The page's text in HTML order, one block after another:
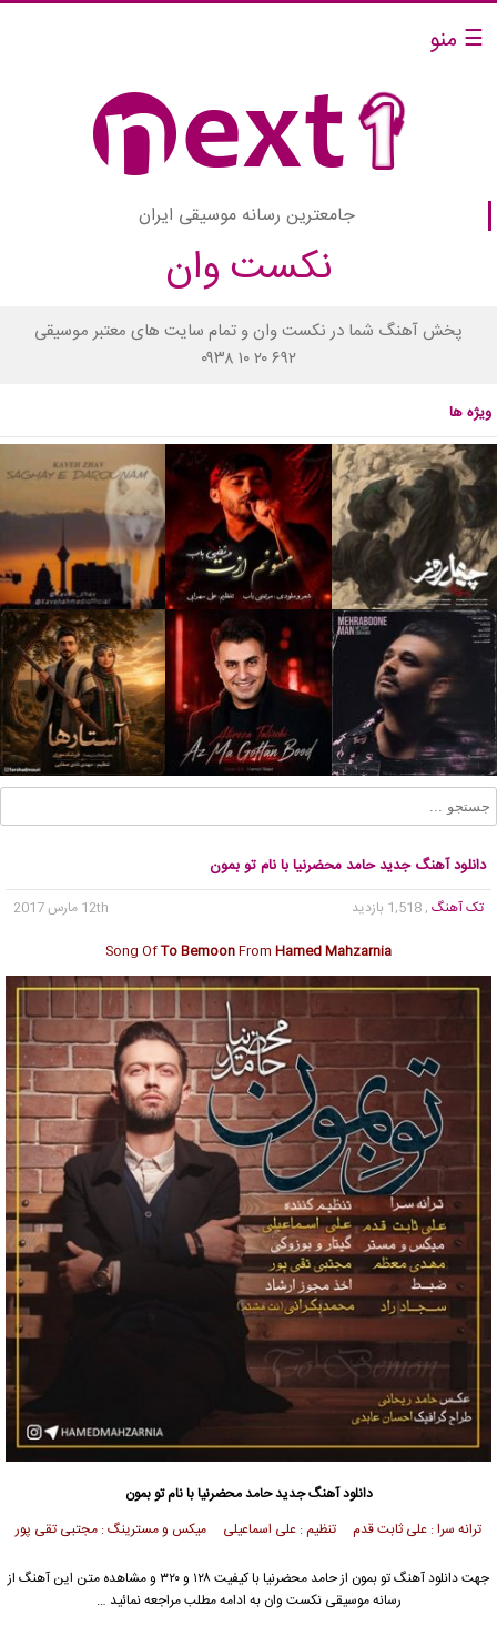
☰ منو
جامعترین رسانه موسیقی ایران
نکست وان
پخش آهنگ شما در نکست وان و تمام سایت های معتبر موسیقی
۰۹۳۸ ۱۰ ۲۰ ۶۹۲
ویژه ها
دانلود آهنگ جدید حامد محضرنیا با نام تو بمون
تک آهنگ , 1,518 بازدید
12th مارس 2017
Song OfTo BemoonFrom Hamed Mahzarnia
دانلود آهنگ جدیدحامد محضرنیابا نام تو بمون
ترانه سرا : علی ثابت قدم تنظیم : علی اسماعیلی میکس و مسترینگ : مجتبی تقی پور
جهت دانلود آهنگ تو بمون ازحامد محضرنیا
با کیفیت ۱۲۸ و ۳۲۰ و مشاهده متن این آهنگ از
رسانه موسیقی نکست وان به ادامه مطلب مراجعه نمائید …